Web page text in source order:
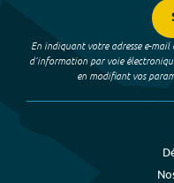
En indiquant votre adresse e-mail
d’information par voie
en modifiant vos